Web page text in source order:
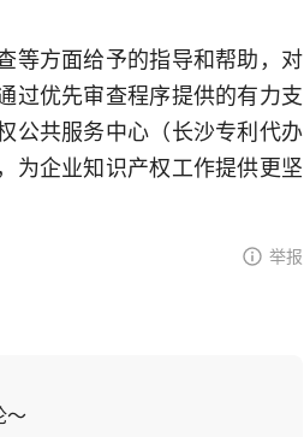
等方面给予的指导和帮助，对
过优先审查程序提供的有力支
公共服务中心（长沙专利代办
为企业知识产权工作提供更坚
举报
～